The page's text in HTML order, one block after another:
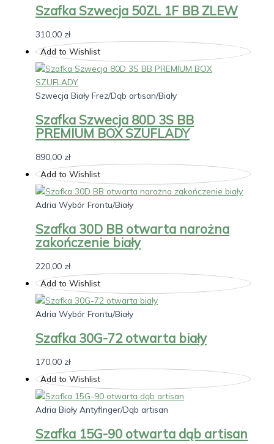
Szafka Szwecja 50ZL 1F BB ZLEW
310,00 zł
Add to Wishlist
Szwecja Biały Frez/Dąb artisan/Biały
Szafka Szwecja 80D 3S BB
PREMIUM BOX SZUFLADY
890,00 zł
Add to Wishlist
Adria Wybór Frontu/Biały
Szafka 30D BB otwarta narożna
zakończenie biały
220,00 zł
Add to Wishlist
Adria Wybór Frontu/Biały
Szafka 30G-72 otwarta biały
170,00 zł
Add to Wishlist
Adria Biały Antyfinger/Dąb artisan
Szafka 15G-90 otwarta dąb artisan